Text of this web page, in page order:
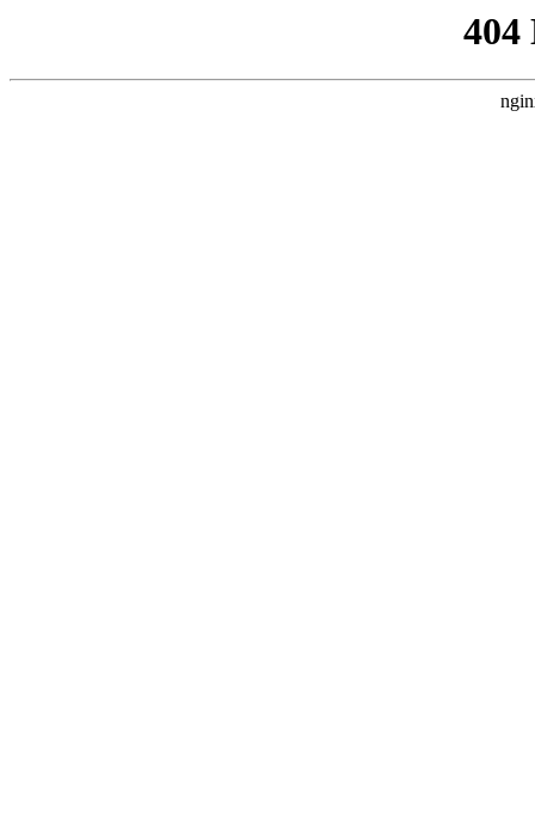
404